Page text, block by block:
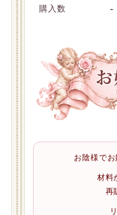
購入数 -
お陰様で
材料
再